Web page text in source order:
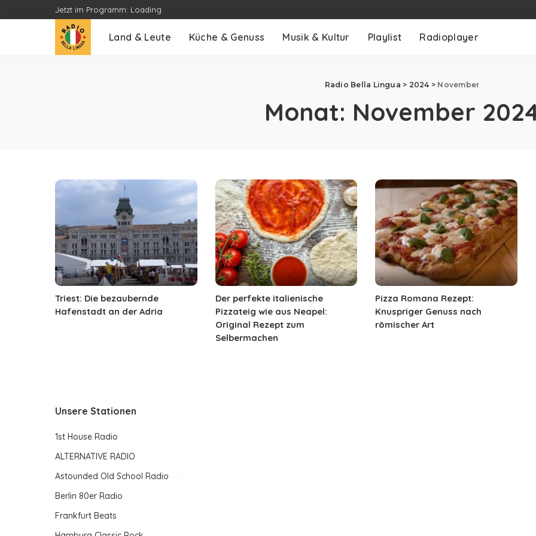
Jetzt im Programm: Loading
Land & Leute Küche & Genuss Musik & Kultur Playlist Radioplayer
Radio Bella Lingua > 2024 > November
Monat: November
Triest: Die bezaubernde
Hafenstadt an der Adria
Der perfekte italienische
Pizzateig wie aus Neapel:
Original Rezept zum
Selbermachen
Pizza Romana Rezept:
Knuspriger Genuss nach
römischer Art
Unsere Stationen
1st House Radio
ALTERNATIVE RADIO
Astounded Old School Radio
Berlin 80er Radio
Frankfurt Beats